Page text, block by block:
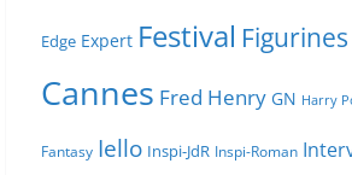
Edge Expert Festival Figurines
Cannes Fred Henry GN Harry
Fantasy Iello Inspi-JdR Inspi-Roman